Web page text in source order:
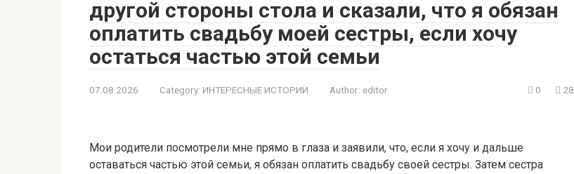
другой стороны стола и сказали, что я обязан
оплатить свадьбу моей сестры, если хочу
остаться частью этой семьи
07.08.2026 Category: ИНТЕРЕСНЫЕ ИСТОРИИ Author: editor 0 28
Мои родители посмотрели мне прямо в глаза и заявили, что, если я хочу и дальше
оставаться частью этой семьи, я обязан оплатить свадьбу своей сестры. Затем сестра